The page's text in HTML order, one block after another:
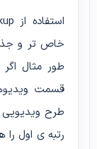
خاص تر و
طور مثال
قسمت
طرح ویدیویی
رتبه ی اول